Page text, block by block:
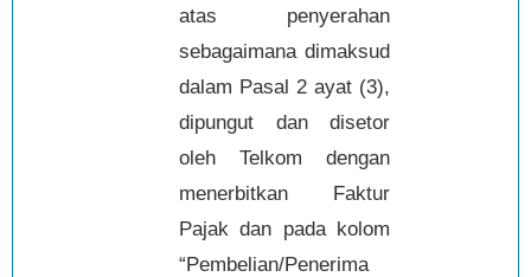
atas penyerahan
sebagaimana dimaksud
dalam Pasal 2 ayat (3),
dipungut dan disetor
oleh Telkom dengan
menerbitkan Faktur
Pajak dan pada kolom
“Pembelian/Penerima